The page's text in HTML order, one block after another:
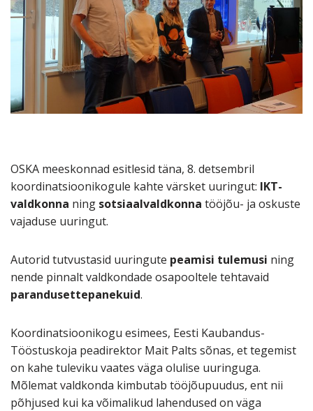
OSKA meeskonnad esitlesid täna, 8. detsembril
koordinatsioonikogule kahte värsket uuringut: IKT-
valdkonna ning sotsiaalvaldkonna tööjõu- ja oskuste
vajaduse uuringut.
Autorid tutvustasid uuringute peamisi tulemusi ning
nende pinnalt valdkondade osapooltele tehtavaid
parandusettepanekuid.
Koordinatsioonikogu esimees, Eesti Kaubandus-
Tööstuskoja peadirektor Mait Palts sõnas, et tegemist
on kahe tuleviku vaates väga olulise uuringuga.
Mõlemat valdkonda kimbutab tööjõupuudus, ent nii
põhjused kui ka võimalikud lahendused on väga